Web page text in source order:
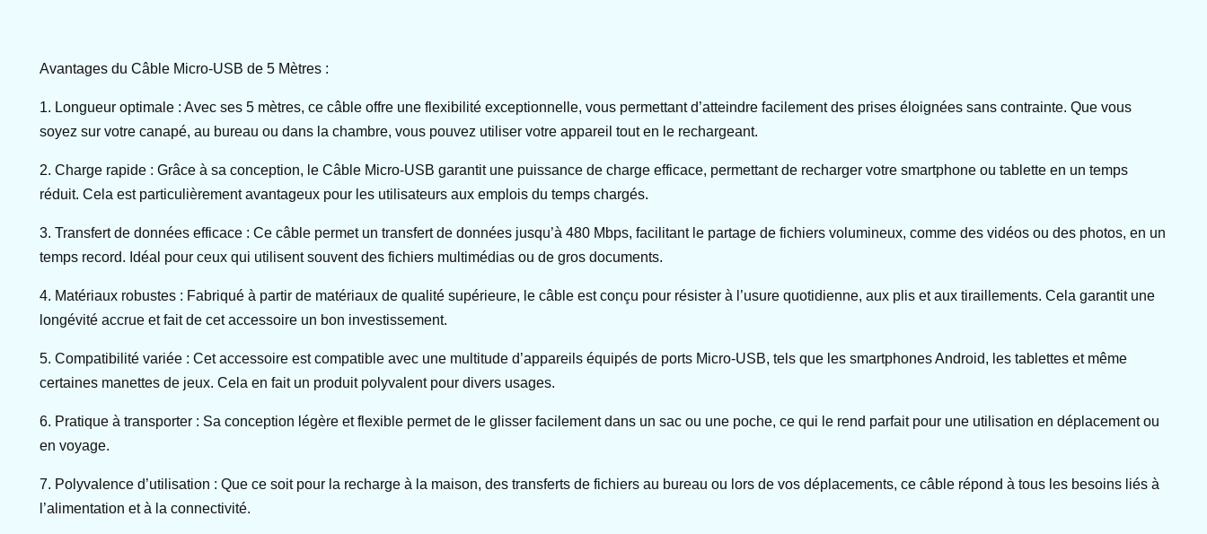
Avantages du Câble Micro-USB de 5 Mètres :
1. Longueur optimale : Avec ses 5 mètres, ce câble offre une flexibilité exceptionnelle, vous permettant d’atteindre facilement des prises éloignées sans contrainte. Que vous
soyez sur votre canapé, au bureau ou dans la chambre, vous pouvez utiliser votre appareil tout en le rechargeant.
2. Charge rapide : Grâce à sa conception, le Câble Micro-USB garantit une puissance de charge efficace, permettant de recharger votre smartphone ou tablette en un temps
réduit. Cela est particulièrement avantageux pour les utilisateurs aux emplois du temps chargés.
3. Transfert de données efficace : Ce câble permet un transfert de données jusqu’à 480 Mbps, facilitant le partage de fichiers volumineux, comme des vidéos ou des photos, en un
temps record. Idéal pour ceux qui utilisent souvent des fichiers multimédias ou de gros documents.
4. Matériaux robustes : Fabriqué à partir de matériaux de qualité supérieure, le câble est conçu pour résister à l’usure quotidienne, aux plis et aux tiraillements. Cela garantit une
longévité accrue et fait de cet accessoire un bon investissement.
5. Compatibilité variée : Cet accessoire est compatible avec une multitude d’appareils équipés de ports Micro-USB, tels que les smartphones Android, les tablettes et même
certaines manettes de jeux. Cela en fait un produit polyvalent pour divers usages.
6. Pratique à transporter : Sa conception légère et flexible permet de le glisser facilement dans un sac ou une poche, ce qui le rend parfait pour une utilisation en déplacement ou
en voyage.
7. Polyvalence d’utilisation : Que ce soit pour la recharge à la maison, des transferts de fichiers au bureau ou lors de vos déplacements, ce câble répond à tous les besoins liés à
l’alimentation et à la connectivité.